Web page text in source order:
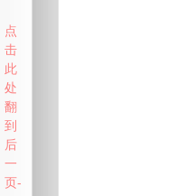
点
击
此
处
翻
到
后
一
页-